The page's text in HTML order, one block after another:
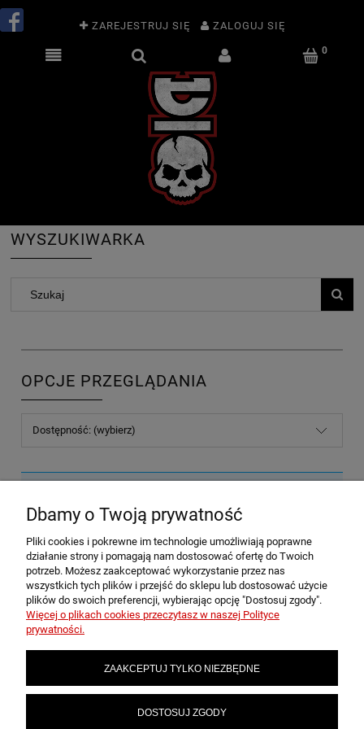
ZAREJESTRUJ SIĘ ZALOGUJ SIĘ
WYSZUKIWARKA
OPCJE PRZEGLĄDANIA
Dostępność: (wybierz)
POMOC
MOJE KONTO
INFORMACJE
Dbamy o Twoją prywatność
Pliki cookies i pokrewne im technologie umożliwiają poprawne
działanie strony i pomagają nam dostosować ofertę do Twoich
potrzeb. Możesz zaakceptować wykorzystanie przez nas
wszystkich tych plików i przejść do sklepu lub dostosować użycie
plików do swoich preferencji, wybierając opcję "Dostosuj zgody".
Więcej o plikach cookies przeczytasz w naszej Polityce
prywatności.
ZAAKCEPTUJ TYLKO NIEZBĘDNE
DOSTOSUJ ZGODY